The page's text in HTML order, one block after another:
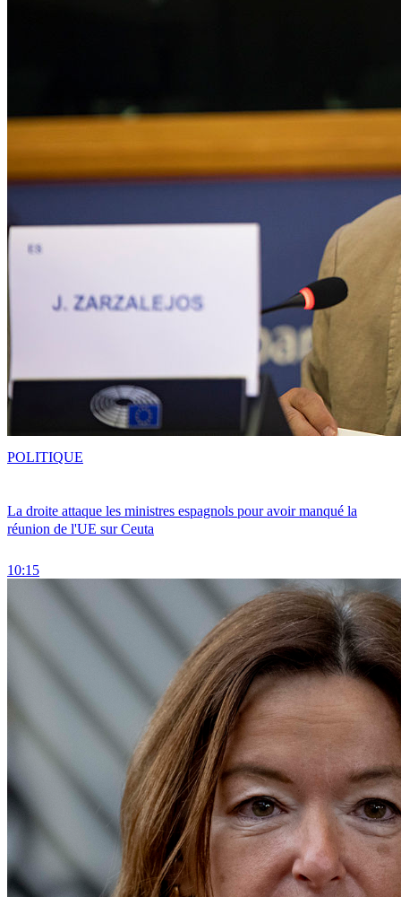
La droite attaque les ministres espagnols pour avoir manqué la
réunion de l'UE sur Ceuta
10:15
POLITIQUE